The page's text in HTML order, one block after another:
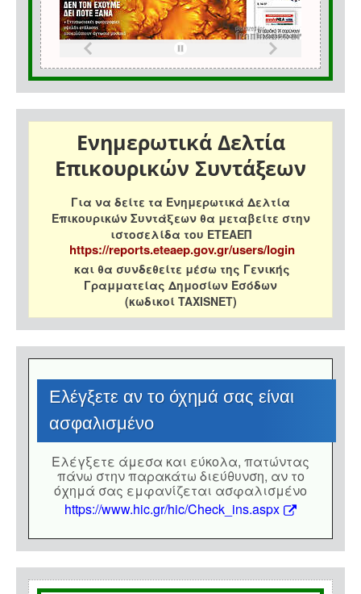
Ενημερωτικά Δελτία
Επικουρικών Συντάξεων
Για να δείτε τα Ενημερωτικά Δελτία
Επικουρικών Συντάξεων θα μεταβείτε στην
ιστοσελίδα του ΕΤΕΑΕΠ
https://reports.eteaep.gov.gr/users/login
και θα συνδεθείτε μέσω της Γενικής
Γραμματείας Δημοσίων Εσόδων
(κωδικοί TAXISNET)
Eλέγξετε αν το όχημά σας είναι
ασφαλισμένο
Eλέγξετε άμεσα και εύκολα, πατώντας
πάνω στην παρακάτω διεύθυνση, αν το
όχημά σας εμφανίζεται ασφαλισμένο
https://www.hic.gr/hic/Check_ins.aspx